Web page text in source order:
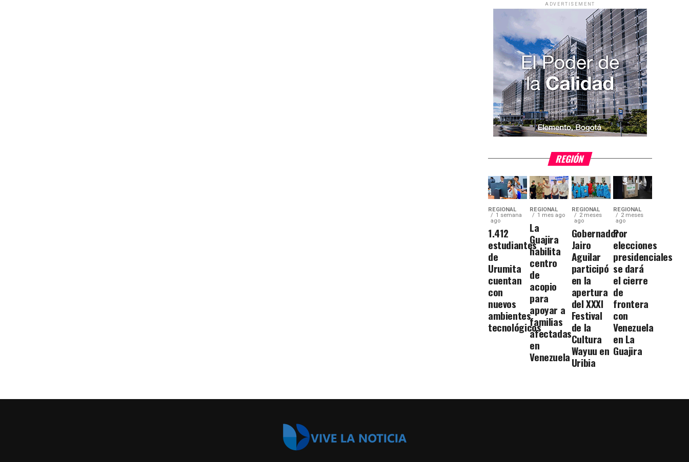
ADVERTISEMENT
REGIÓN
REGIONAL
1 semana
ago
1.412
estudiantes
de
Urumita
cuentan
con
nuevos
ambientes
tecnológicos
REGIONAL
1 mes ago
La
Guajira
habilita
centro
de
acopio
para
apoyar a
familias
afectadas
en
Venezuela
REGIONAL
2 meses
ago
Gobernador
Jairo
Aguilar
participó
en la
apertura
del XXXI
Festival
de la
Cultura
Wayuu en
Uribia
REGIONAL
2 meses
ago
Por
elecciones
presidenciales
se dará
el cierre
de
frontera
con
Venezuela
en La
Guajira